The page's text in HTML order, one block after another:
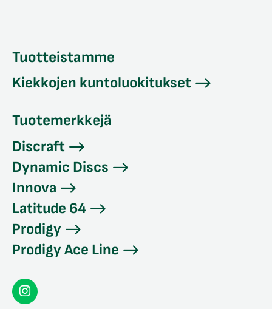
Tuotteistamme
Kiekkojen kuntoluokitukset
Tuotemerkkejä
Discraft
Dynamic Discs
Innova
Latitude 64
Prodigy
Prodigy Ace Line
Seconddisc